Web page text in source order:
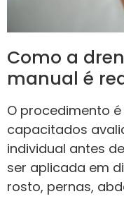
Como a
manual é
O procedimento
capacitados
individual antes
ser aplicada em
rosto, pernas,